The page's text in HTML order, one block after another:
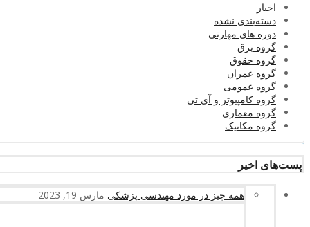
اخبار
دسته‌بندی نشده
دوره های مهارتی
گروه برق
گروه حقوق
گروه عمران
گروه عمومی
گروه کامپیوتر و آی تی
گروه معماری
گروه مکانیک
پست‌های اخیر
همه چیز در مورد مهندسی پزشکی مارس 19, 2023